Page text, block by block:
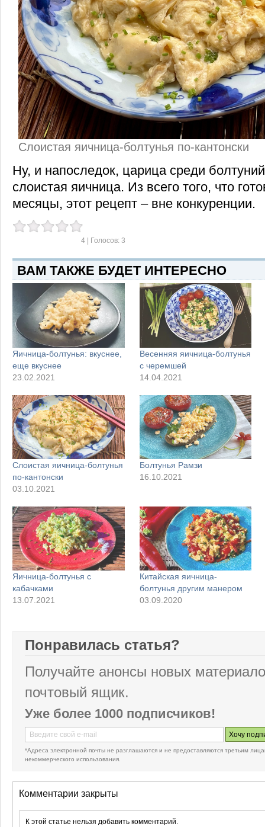
Слоистая яичница-болтунья по-кантонски
Ну, и напоследок, царица среди
слоистая яичница. Из всего того, что
месяцы, этот рецепт – вне конкуренции.
4| Голосов: 3
ВАМ ТАКЖЕ БУДЕТ ИНТЕРЕСНО
Яичница-болтунья: вкуснее,
еще вкуснее
23.02.2021
Весенняя яичница-болтунья
с черемшей
14.04.2021
Слоистая яичница-болтунья
по-кантонски
03.10.2021
Болтунья Рамзи
16.10.2021
Яичница-болтунья с
кабачками
13.07.2021
Китайская яичница-
болтунья другим манером
03.09.2020
Понравилась статья?
Получайте анонсы новых
почтовый ящик.
Уже более 1000 подписчиков!
*Адреса электронной почты не разглашаются и не предоставляются третьим
некоммерческого использования.
Комментарии закрыты
К этой статье нельзя добавить комментарий.